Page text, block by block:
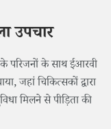
उपचार
परिजनों के साथ ईआरवी
जहां चिकित्सकों द्वारा
मिलने से पीड़िता की